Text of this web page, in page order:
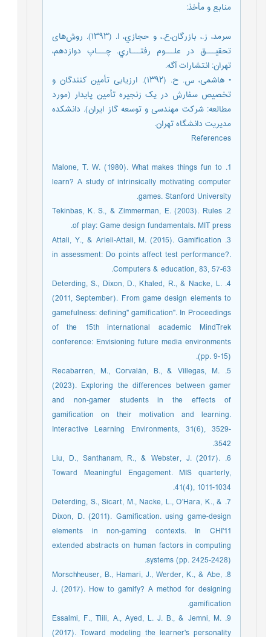
منابع و مأخذ:
سرمد، ز.، بازرگان،ع.، و حجازي، ا. (۱۳۹۳). روش‌های
تحقیـــق در علـــوم رفتـــاري. چـــاپ دوازدهم،
تهران: انتشارات آگه.
• هاشمی، س. ح. (۱۳۹۲). ارزیابی تأمین کنندگان و
تخصیص سفارش در یک زنجیره تأمین پایدار (مورد
مطالعه: شرکت مهندسی و توسعه گاز ایران). دانشکده
مدیریت دانشگاه تهران.
References
1. Malone, T. W. (1980). What makes things fun to
learn? A study of intrinsically motivating computer
games. Stanford University.
2. Tekinbas, K. S., & Zimmerman, E. (2003). Rules
of play: Game design fundamentals. MIT press.
3. Attali, Y., & Arieli-Attali, M. (2015). Gamification
in assessment: Do points affect test performance?.
Computers & education, 83, 57-63.
4. Deterding, S., Dixon, D., Khaled, R., & Nacke, L.
(2011, September). From game design elements to
gamefulness: defining" gamification". In Proceedings
of the 15th international academic MindTrek
conference: Envisioning future media environments
(pp. 9-15).
5. Recabarren, M., Corvalán, B., & Villegas, M.
(2023). Exploring the differences between gamer
and non-gamer students in the effects of
gamification on their motivation and learning.
Interactive Learning Environments, 31(6), 3529-
3542.
6. Liu, D., Santhanam, R., & Webster, J. (2017).
Toward Meaningful Engagement. MIS quarterly,
41(4), 1011-1034.
7. Deterding, S., Sicart, M., Nacke, L., O'Hara, K., &
Dixon, D. (2011). Gamification. using game-design
elements in non-gaming contexts. In CHI'11
extended abstracts on human factors in computing
systems (pp. 2425-2428).
8. Morschheuser, B., Hamari, J., Werder, K., & Abe,
J. (2017). How to gamify? A method for designing
gamification.
9. Essalmi, F., Tlili, A., Ayed, L. J. B., & Jemni, M.
(2017). Toward modeling the learner's personality